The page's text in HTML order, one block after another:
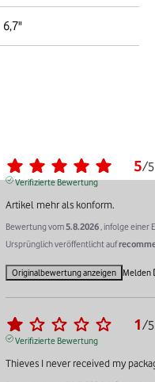
6,7"
5/5
Verifizierte Bewertung
Artikel mehr als konform.
Bewertung vom5.8.2026 , infolge einer
Ursprünglich veröffentlicht auf
Originalbewertung anzeigen Melden
1/5
Verifizierte Bewertung
Thieves I never received my